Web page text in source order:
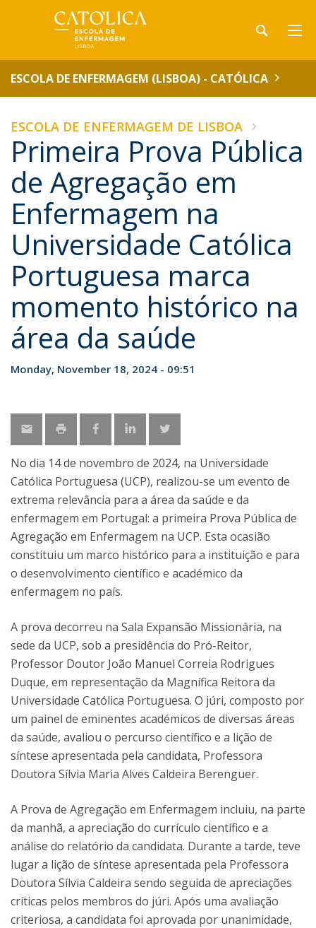
ESCOLA DE ENFERMAGEM (LISBOA) - CATÓLICA
ESCOLA DE ENFERMAGEM DE LISBOA
Primeira Prova Pública
de Agregação em
Enfermagem na
Universidade Católica
Portuguesa marca
momento histórico na
área da saúde
Monday, November 18, 2024 - 09:51
No dia 14 de novembro de 2024, na Universidade
Católica Portuguesa (UCP), realizou-se um evento de
extrema relevância para a área da saúde e da
enfermagem em Portugal: a primeira Prova Pública de
Agregação em Enfermagem na UCP. Esta ocasião
constituiu um marco histórico para a instituição e para
o desenvolvimento científico e académico da
enfermagem no país.
A prova decorreu na Sala Expansão Missionária, na
sede da UCP, sob a presidência do Pró-Reitor,
Professor Doutor João Manuel Correia Rodrigues
Duque, em representação da Magnífica Reitora da
Universidade Católica Portuguesa. O júri, composto por
um painel de eminentes académicos de diversas áreas
da saúde, avaliou o percurso científico e a lição de
síntese apresentada pela candidata, Professora
Doutora Sílvia Maria Alves Caldeira Berenguer.
A Prova de Agregação em Enfermagem incluiu, na parte
da manhã, a apreciação do currículo científico e a
análise do relatório da candidata. Durante a tarde, teve
lugar a lição de síntese apresentada pela Professora
Doutora Sílvia Caldeira sendo seguida de apreciações
críticas pelos membros do júri. Após uma avaliação
criteriosa, a candidata foi aprovada por unanimidade,